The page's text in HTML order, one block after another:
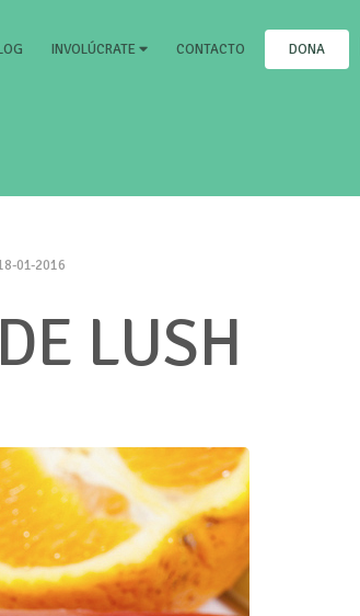
INVOLÚCRATE CONTACTO DONA
01-2016
LUSH